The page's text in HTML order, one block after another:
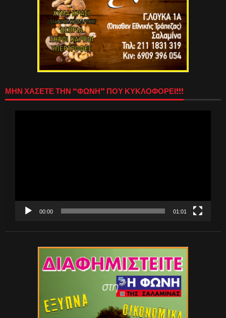
ΜΗΝ ΧΑΣΕΤΕ ΤΗΝ “ΦΩΝΗ” ΠΟΥ ΚΥΚΛΟΦΟΡΕΙ!!!
00:00 01:01